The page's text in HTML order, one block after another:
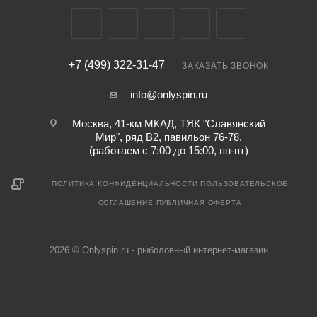
+7 (499) 322-31-47 ЗАКАЗАТЬ ЗВОНОК
info@onlyspin.ru
Москва, 41-км МКАД, ТЯК "Славянский
Мир", ряд В2, павильон 76-78,
(работаем с 7:00 до 15:00, пн-пт)
ПОЛИТИКА КОНФИДЕНЦИАЛЬНОСТИ ПОЛЬЗОВАТЕЛЬСКОЕ
СОГЛАШЕНИЕ ПУБЛИЧНАЯ ОФЕРТА
2026 © Onlyspin.ru - рыболовный интернет-магазин